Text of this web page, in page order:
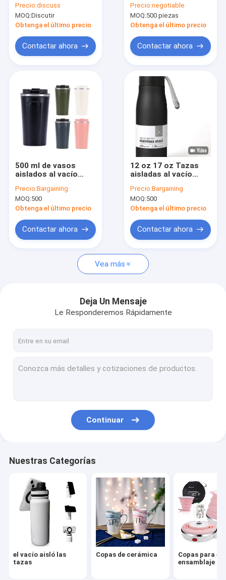
Productos
Videos
Sobre nosotros
Contacto
noticias
Solicitar una cotización
el vacío aisló las tazas
Copas de cerámica
Tazas de la cerveza
tazas de té
Cucharas de silicona
tazas plásticas
café
Precio:discuss
MOQ:Discutir
Obtenga el último precio
Contactar ahora
silicona
Precio:negotiable
MOQ:500 piezas
Obtenga el último precio
Contactar ahora
500 ml de vasos
aislados al vacío
fugas en la tapa base
antideslizante
lavadora de platos
Precio:Bargaining
MOQ:500
Obtenga el último precio
Contactar ahora
12 oz 17 oz Tazas
aisladas al vacío
personalizadas
Lavadora de platos
caja fuerte
Precio:Bargaining
MOQ:500
Obtenga el último precio
Contactar ahora
Vea más
Deja Un Mensaje
Le Responderemos Rápidamente
Continuar
Nuestras Categorías
el vacío aisló las
tazas
Copas de cerámica
Copas para el
ensamblaje